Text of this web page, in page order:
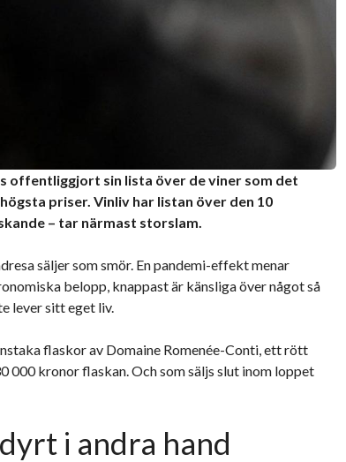
offentliggjort sin lista över de viner som det
priser. Vinliv har listan över den 10
– tar närmast storslam.
säljer som smör. En pandemi-effekt menar
belopp, knappast är känsliga över något så
lever sitt eget liv.
flaskor av Domaine Romenée-Conti, ett rött
000 kronor flaskan. Och som säljs slut inom loppet
i andra hand